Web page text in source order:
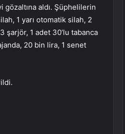
gözaltına aldı. Şüphelilerin
1 yarı otomatik silah, 2
şarjör, 1 adet 30’lu tabanca
20 bin lira, 1 senet